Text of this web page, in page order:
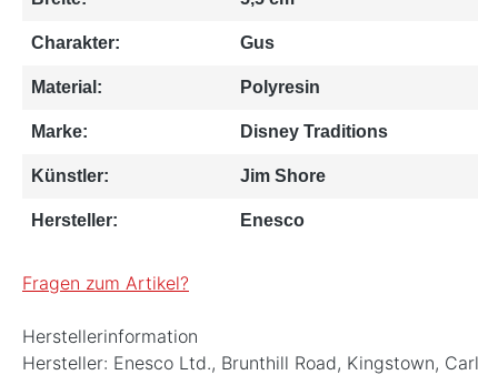
Charakter: Gus
Material: Polyresin
Marke: Disney Traditions
Künstler: Jim Shore
Hersteller: Enesco
Fragen zum Artikel?
Herstellerinformation
Hersteller: Enesco Ltd., Brunthill Road, Kingstown,